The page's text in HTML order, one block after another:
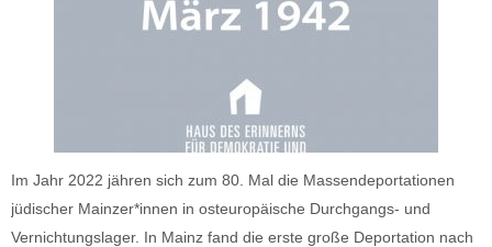
Im Jahr 2022 jähren sich zum 80. Mal die Massendeportationen
jüdischer Mainzer*innen in osteuropäische Durchgangs- und
Vernichtungslager. In Mainz fand die erste große Deportation nach